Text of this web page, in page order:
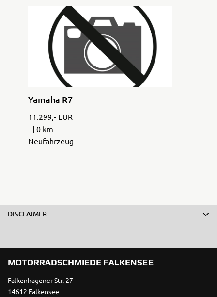
Yamaha R7
11.299,- EUR
- | 0 km
Neufahrzeug
DISCLAIMER
MOTORRADSCHMIEDE FALKENSEE
Falkenhagener Str. 27
14612 Falkensee